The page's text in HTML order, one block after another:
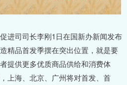
司司长李刚1日在国新办新闻发布
精品首发季摆在突出位置，就是要
提供更多优质商品供给和消费体
上海、北京、广州将对首发、首